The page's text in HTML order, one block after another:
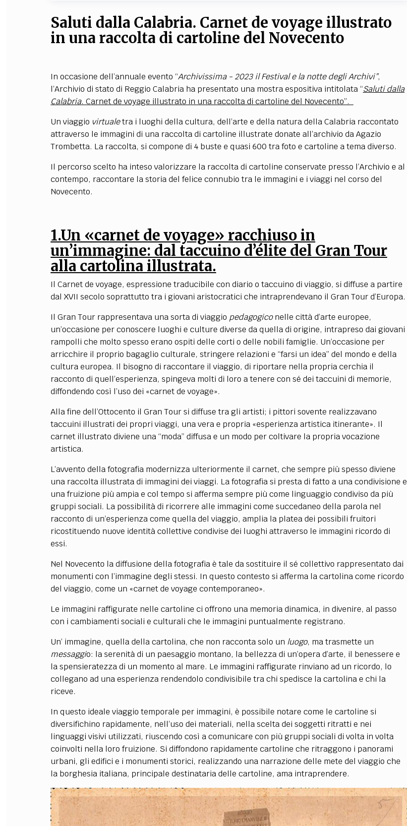
Saluti dalla Calabria. Carnet de voyage illustrato
in una raccolta di cartoline del Novecento
In occasione dell’annuale evento “Archivissima - 2023 il Festival e la notte degli Archivi”,
l’Archivio di stato di Reggio Calabria ha presentato una mostra espositiva intitolata “Saluti dalla
Calabria. Carnet de voyage illustrato in una raccolta di cartoline del Novecento”.
Un viaggio virtualetra i luoghi della cultura, dell’arte e della natura della Calabria raccontato
attraverso le immagini di una raccolta di cartoline illustrate donate all’archivio da Agazio
Trombetta. La raccolta, si compone di 4 buste e quasi 600 tra foto e cartoline a tema diverso.
Il percorso scelto ha inteso valorizzare la raccolta di cartoline conservate presso l’Archivio e al
contempo, raccontare la storia del felice connubio tra le immagini e i viaggi nel corso del
Novecento.
1.Un «carnet de voyage» racchiuso in
un’immagine: dal taccuino d’élite del Gran Tour
alla cartolina illustrata.
Il Carnet de voyage, espressione traducibile con diario o taccuino di viaggio, si diffuse a partire
dal XVII secolo soprattutto tra i giovani aristocratici che intraprendevano il Gran Tour d’Europa.
Il Gran Tour rappresentava una sorta di viaggio pedagogiconelle città d’arte europee,
un’occasione per conoscere luoghi e culture diverse da quella di origine, intrapreso dai giovani
rampolli che molto spesso erano ospiti delle corti o delle nobili famiglie. Un’occasione per
arricchire il proprio bagaglio culturale, stringere relazioni e “farsi un idea” del mondo e della
cultura europea. Il bisogno di raccontare il viaggio, di riportare nella propria cerchia il
racconto di quell’esperienza, spingeva molti di loro a tenere con sé dei taccuini di memorie,
diffondendo così l’uso dei «carnet de voyage».
Alla fine dell’Ottocento il Gran Tour si diffuse tra gli artisti; i pittori sovente realizzavano
taccuini illustrati dei propri viaggi, una vera e propria «esperienza artistica itinerante». Il
carnet illustrato diviene una “moda” diffusa e un modo per coltivare la propria vocazione
artistica.
L’avvento della fotografia modernizza ulteriormente il carnet, che sempre più spesso diviene
una raccolta illustrata di immagini dei viaggi. La fotografia si presta di fatto a una condivisione e
una fruizione più ampia e col tempo si afferma sempre più come linguaggio condiviso da più
gruppi sociali. La possibilità di ricorrere alle immagini come succedaneo della parola nel
racconto di un’esperienza come quella del viaggio, amplia la platea dei possibili fruitori
ricostituendo nuove identità collettive condivise dei luoghi attraverso le immagini ricordo di
essi.
Nel Novecento la diffusione della fotografia è tale da sostituire il sé collettivo rappresentato dai
monumenti con l’immagine degli stessi. In questo contesto si afferma la cartolina come ricordo
del viaggio, come un «carnet de voyage contemporaneo».
Le immagini raffigurate nelle cartoline ci offrono una memoria dinamica, in divenire, al passo
con i cambiamenti sociali e culturali che le immagini puntualmente registrano.
Un’ immagine, quella della cartolina, che non racconta solo un luogo, ma trasmette un
messaggio: la serenità di un paesaggio montano, la bellezza di un’opera d’arte, il benessere e
la spensieratezza di un momento al mare. Le immagini raffigurate rinviano ad un ricordo, lo
collegano ad una esperienza rendendolo condivisibile tra chi spedisce la cartolina e chi la
riceve.
In questo ideale viaggio temporale per immagini, è possibile notare come le cartoline si
diversifichino rapidamente, nell’uso dei materiali, nella scelta dei soggetti ritratti e nei
linguaggi visivi utilizzati, riuscendo così a comunicare con più gruppi sociali di volta in volta
coinvolti nella loro fruizione. Si diffondono rapidamente cartoline che ritraggono i panorami
urbani, gli edifici e i monumenti storici, realizzando una narrazione delle mete del viaggio che
la borghesia italiana, principale destinataria delle cartoline, ama intraprendere.